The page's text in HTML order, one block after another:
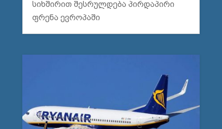
სიხშირით შესრულდება პირდაპირი
ფრენა ევროპაში